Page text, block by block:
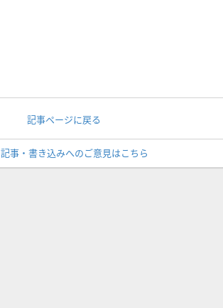
記事ページに戻る
記事・書き込みへのご意見はこちら